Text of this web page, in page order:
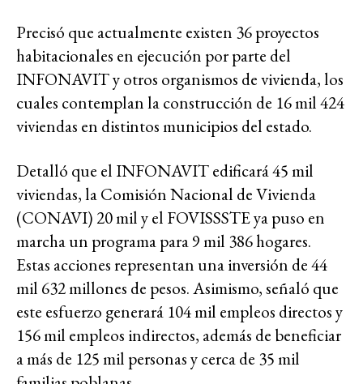
Precisó que actualmente existen 36 proyectos
habitacionales en ejecución por parte del
INFONAVIT y otros organismos de vivienda, los
cuales contemplan la construcción de 16 mil 424
viviendas en distintos municipios del estado.
Detalló que el INFONAVIT edificará 45 mil
viviendas, la Comisión Nacional de Vivienda
(CONAVI) 20 mil y el FOVISSSTE ya puso en
marcha un programa para 9 mil 386 hogares.
Estas acciones representan una inversión de 44
mil 632 millones de pesos. Asimismo, señaló que
este esfuerzo generará 104 mil empleos directos y
156 mil empleos indirectos, además de beneficiar
a más de 125 mil personas y cerca de 35 mil